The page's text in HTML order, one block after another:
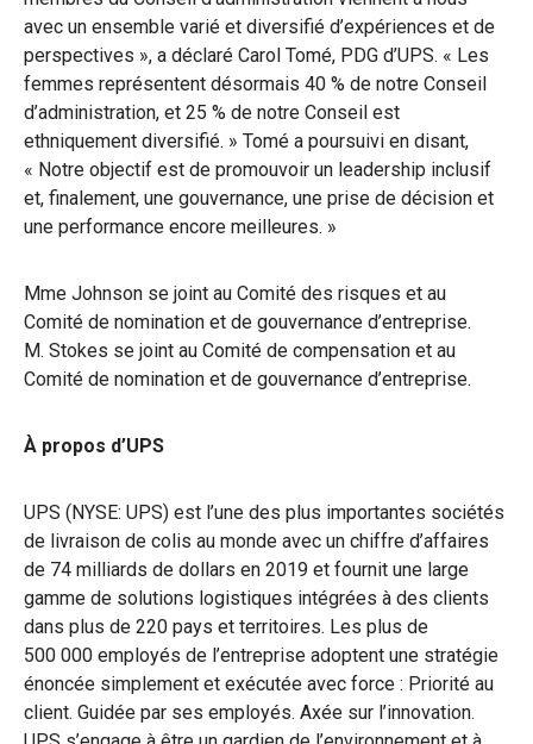
avec un ensemble varié et diversifié d’expériences et de
perspectives », a déclaré Carol Tomé, PDG d’UPS. « Les
femmes représentent désormais 40 % de notre Conseil
d’administration, et 25 % de notre Conseil est
ethniquement diversifié. » Tomé a poursuivi en disant,
« Notre objectif est de promouvoir un leadership inclusif
et, finalement, une gouvernance, une prise de décision et
une performance encore meilleures. »
Mme Johnson se joint au Comité des risques et au
Comité de nomination et de gouvernance d’entreprise.
M. Stokes se joint au Comité de compensation et au
Comité de nomination et de gouvernance d’entreprise.
À propos d’UPS
UPS (NYSE: UPS) est l’une des plus importantes sociétés
de livraison de colis au monde avec un chiffre d’affaires
de 74 milliards de dollars en 2019 et fournit une large
gamme de solutions logistiques intégrées à des clients
dans plus de 220 pays et territoires. Les plus de
500 000 employés de l’entreprise adoptent une stratégie
énoncée simplement et exécutée avec force : Priorité au
client. Guidée par ses employés. Axée sur l’innovation.